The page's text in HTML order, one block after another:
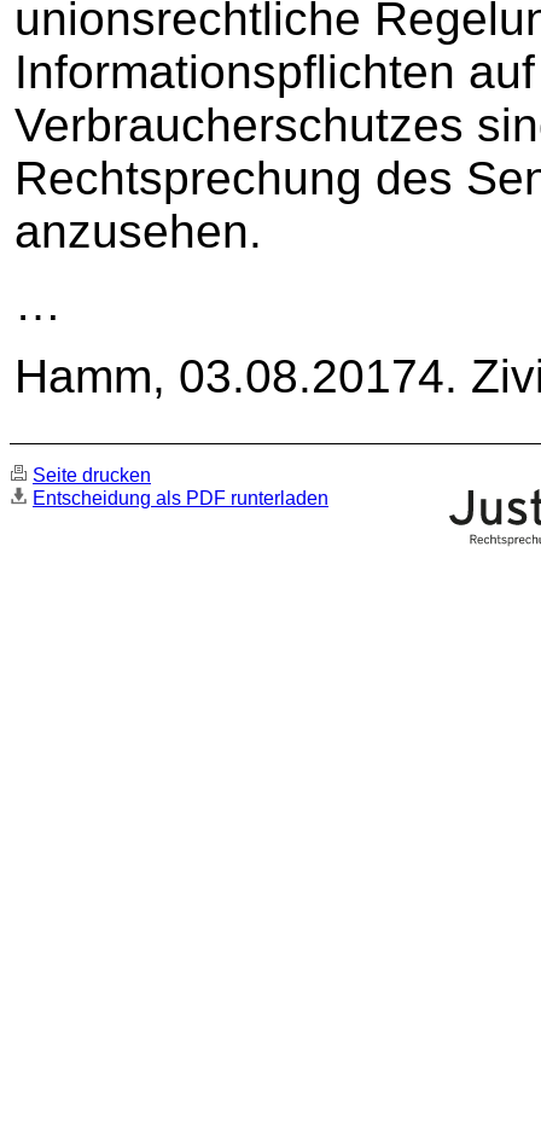
unionsrechtliche
Informationspflichten
Verbraucherschutzes
Rechtsprechung des
anzusehen.
…
Hamm, 03.08.20174.
Seite drucken
Entscheidung als PDF runterladen